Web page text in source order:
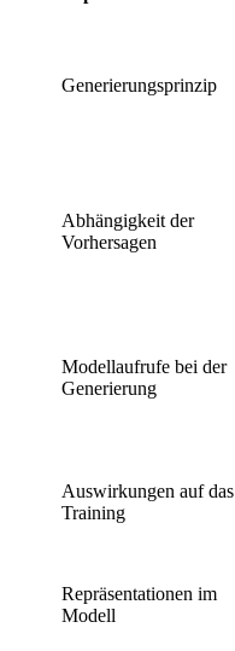
Generierungsprinzip
Abhängigkeit der
Vorhersagen
Modellaufrufe bei der
Generierung
Auswirkungen auf das
Training
Repräsentationen im
Modell